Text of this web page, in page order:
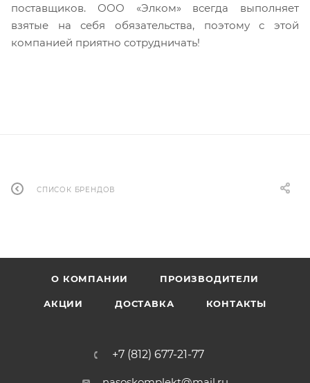
поставщиков. ООО «Элком» всегда выполняет
взятые на себя обязательства, поэтому с этой
компанией приятно сотрудничать!
СПИСОК БРЕНДОВ
О КОМПАНИИ ПРОИЗВОДИТЕЛИ
АКЦИИ ДОСТАВКА КОНТАКТЫ
+7 (812) 677-21-77